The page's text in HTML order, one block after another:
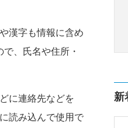
漢字も情報に含め
、氏名や住所・
に連絡先などを
読み込んで使用で
新